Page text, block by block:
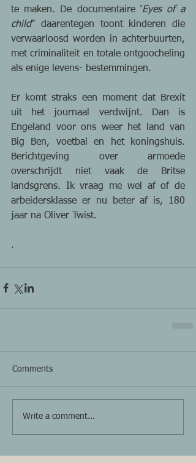
te maken. De documentaire ‘Eyes of a
child’' daarentegen toont kinderen die
verwaarloosd worden in achterbuurten,
met criminaliteit en totale ontgoocheling
als enige levens- bestemmingen.
Er komt straks een moment dat Brexit
uit het journaal verdwijnt. Dan is
Engeland voor ons weer het land van
Big Ben, voetbal en het koningshuis.
Berichtgeving over armoede
overschrijdt niet vaak de Britse
landsgrens. Ik vraag me wel af of de
arbeidersklasse er nu beter af is, 180
jaar na Oliver Twist.
.
Comments
Write a comment...